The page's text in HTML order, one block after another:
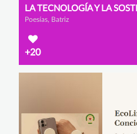
Poesías, Batriz
+20